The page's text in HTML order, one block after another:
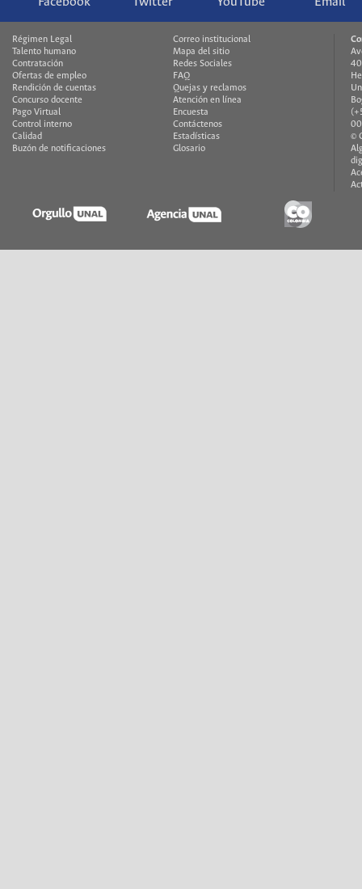
Régimen Legal
Talento humano
Contratación
Ofertas de empleo
Rendición de cuentas
Concurso docente
Pago Virtual
Control interno
Calidad
Buzón de notificaciones
Correo institucional
Mapa del sitio
Redes Sociales
FAQ
Quejas y reclamos
Atención en línea
Encuesta
Contáctenos
Estadísticas
Glosario
©